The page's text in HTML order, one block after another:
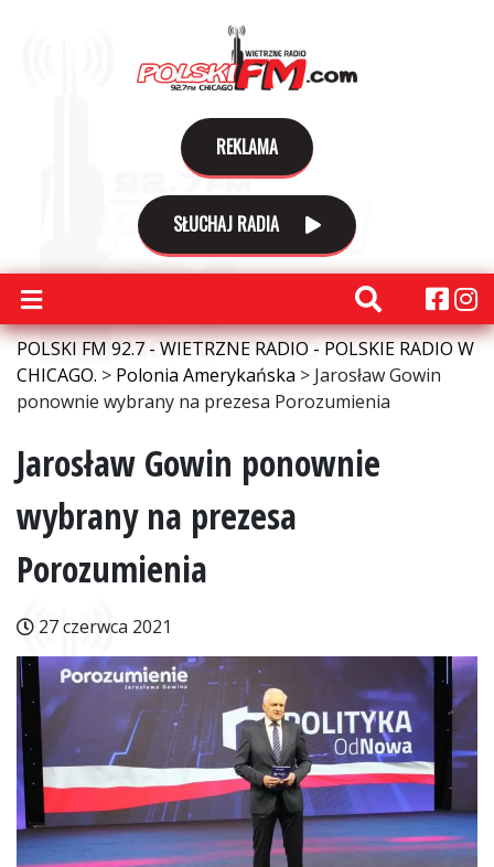
REKLAMA
SŁUCHAJ RADIA
POLSKI FM 92.7 - WIETRZNE RADIO - POLSKIE RADIO W
CHICAGO. > Polonia Amerykańska > Jarosław Gowin
ponownie wybrany na prezesa Porozumienia
Jarosław Gowin ponownie
wybrany na prezesa
Porozumienia
27 czerwca 2021